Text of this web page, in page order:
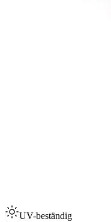
UV-beständig